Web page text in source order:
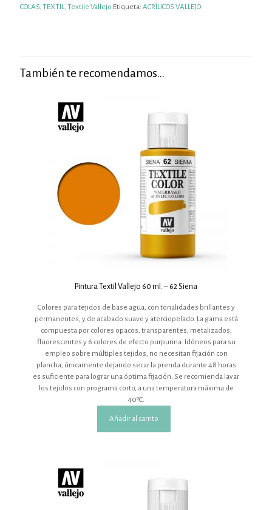
COLAS TEXTIL Textile Vallejo Etiqueta: ACRÍLICOS VALLEJO
También te recomendamos…
Pintura Textil Vallejo 60 ml. – 62 Siena
Colores para tejidos de base agua, con tonalidades brillantes y
permanentes, y de acabado suave y aterciopelado. La gama está
compuesta por colores opacos, transparentes, metalizados,
fluorescentes y 6 colores de efecto purpurina. Idóneos para su
empleo sobre múltiples tejidos, no necesitan fijación con
plancha, únicamente dejando secar la prenda durante 48 horas
es suficiente para lograr una óptima fijación. Se recomienda lavar
los tejidos con programa corto, a una temperatura máxima de
40ºC.
Añadir al carrito